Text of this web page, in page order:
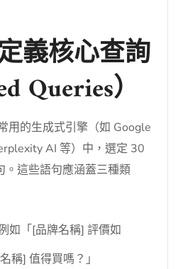
義核心查詢
Queries）
用的生成式引擎（如 Google
AI 等）中，選定 30
。這些語句應涵蓋三種類
如「[品牌名稱] 評價如
稱] 值得買嗎？」